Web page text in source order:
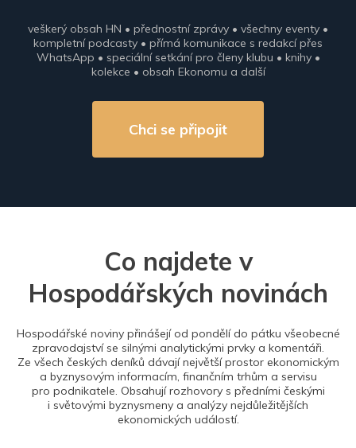
veškerý obsah HN • přednostní zprávy • všechny eventy •
kompletní podcasty • přímá komunikace s redakcí přes
WhatsApp • speciální setkání pro členy klubu • knihy •
kolekce • obsah Ekonomu a další
Chci se připojit
Co najdete v
Hospodářských novinách
Hospodářské noviny přinášejí od pondělí do pátku všeobecné
zpravodajství se silnými analytickými prvky a komentáři.
Ze všech českých deníků dávají největší prostor ekonomickým
a byznysovým informacím, finančním trhům a servisu
pro podnikatele. Obsahují rozhovory s předními českými
i světovými byznysmeny a analýzy nejdůležitějších
ekonomických událostí.